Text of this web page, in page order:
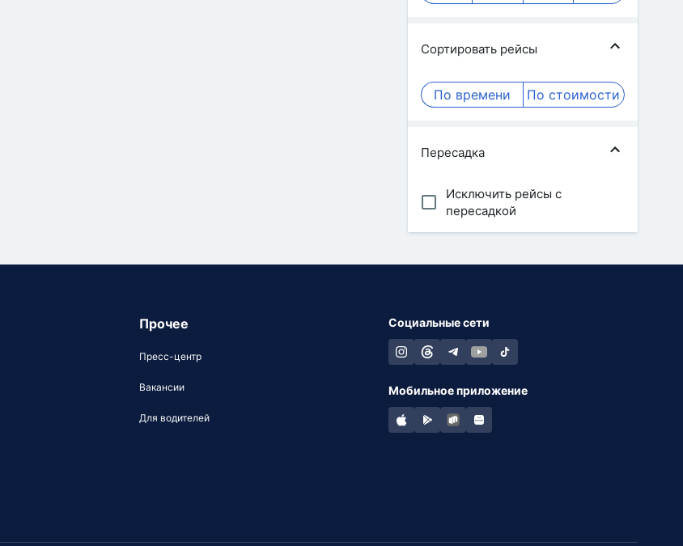
Сортировать рейсы
По времени По стоимости
Пересадка
Исключить рейсы с
пересадкой
Прочее
Пресс-центр
Вакансии
Для водителей
Социальные сети
Мобильное приложение